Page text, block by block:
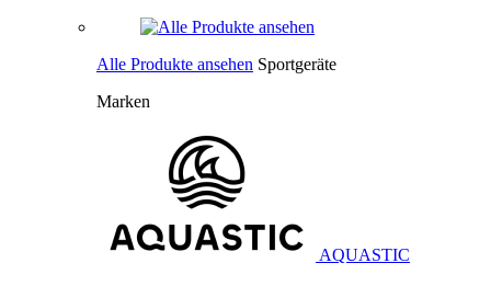
Alle Produkte ansehen Sportgeräte
Marken
AQUASTIC